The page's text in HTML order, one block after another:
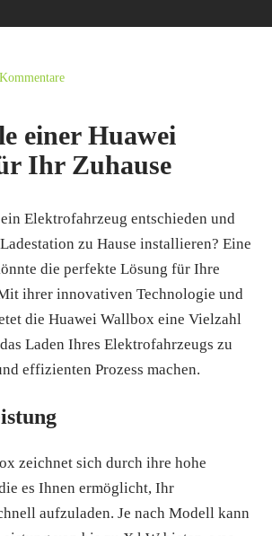
einer Huawei
Ihr Zuhause
Elektrofahrzeug entschieden und
zu Hause installieren? Eine
die perfekte Lösung für Ihre
ihrer innovativen Technologie und
die Huawei Wallbox eine Vielzahl
Laden Ihres Elektrofahrzeugs zu
effizienten Prozess machen.
zeichnet sich durch ihre hohe
es Ihnen ermöglicht, Ihr
aufzuladen. Je nach Modell kann